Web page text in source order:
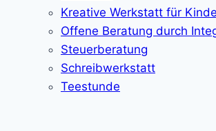
Kreative Werkstatt für
Offene Beratung durch
Steuerberatung
Schreibwerkstatt
Teestunde